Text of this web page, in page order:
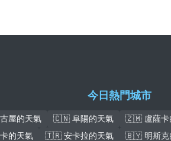
今日熱門城市
屋的天氣 🇨🇳 阜陽的天氣 🇿🇲 盧薩卡
的天氣
🇹🇷 安卡拉的天氣 🇧🇾 明斯克